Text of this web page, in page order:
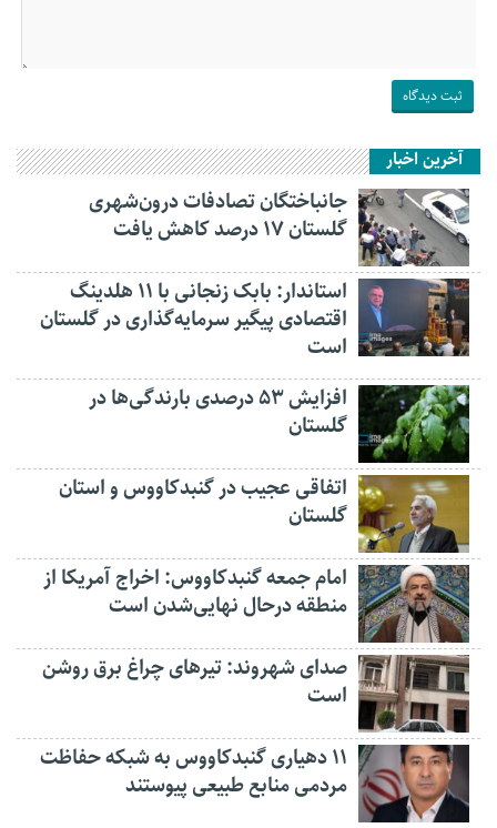
آخرین اخبار
جانباختگان تصادفات درون‌شهری
گلستان ۱۷ درصد کاهش یافت
استاندار: بابک زنجانی با ۱۱ هلدینگ
اقتصادی پیگیر سرمایه‌گذاری در گلستان
است
افزایش ۵۳ درصدی بارندگی‌ها در
گلستان
اتفاقی عجیب در‌ گنبدکاووس و استان
گلستان
امام جمعه گنبدکاووس: اخراج آمریکا از
منطقه درحال نهایی‌شدن است
صدای شهروند: تیرهای چراغ برق روشن
است
۱۱ دهیاری گنبدکاووس به شبکه حفاظت
مردمی منابع طبیعی پیوستند